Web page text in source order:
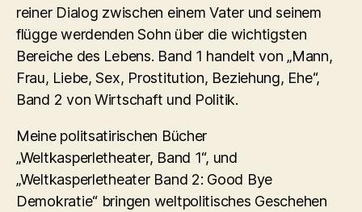
reiner Dialog zwischen einem Vater und seinem
flügge werdenden Sohn über die wichtigsten
Bereiche des Lebens. Band 1 handelt von „Mann,
Frau, Liebe, Sex, Prostitution, Beziehung, Ehe“,
Band 2 von Wirtschaft und Politik.
Meine politsatirischen Bücher
„Weltkasperletheater, Band 1“, und
„Weltkasperletheater Band 2: Good Bye
Demokratie“ bringen weltpolitisches Geschehen